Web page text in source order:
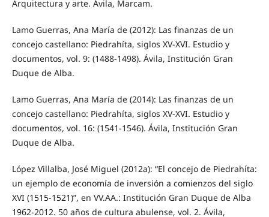
Arquitectura y arte. Ávila, Marcam.
Lamo Guerras, Ana María de (2012): Las finanzas de un
concejo castellano: Piedrahíta, siglos XV-XVI. Estudio y
documentos, vol. 9: (1488-1498). Ávila, Institución Gran
Duque de Alba.
Lamo Guerras, Ana María de (2014): Las finanzas de un
concejo castellano: Piedrahíta, siglos XV-XVI. Estudio y
documentos, vol. 16: (1541-1546). Ávila, Institución Gran
Duque de Alba.
López Villalba, José Miguel (2012a): “El concejo de Piedrahíta:
un ejemplo de economía de inversión a comienzos del siglo
XVI (1515-1521)”, en VV.AA.: Institución Gran Duque de Alba
1962-2012. 50 años de cultura abulense, vol. 2. Ávila,